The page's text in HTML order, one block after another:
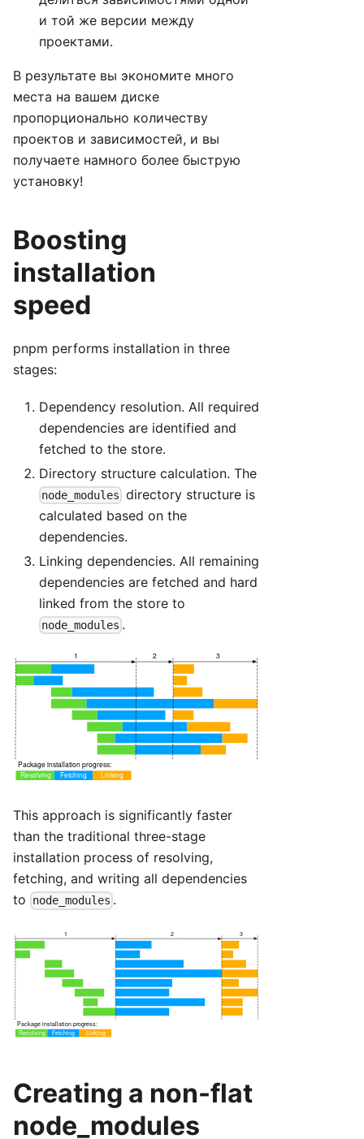
и той же версии между
проектами.
В результате вы экономите много
места на вашем диске
пропорционально количеству
проектов и зависимостей, и вы
получаете намного более быструю
установку!
Boosting
installation
speed
pnpm performs installation in three
stages:
Dependency resolution. All required
dependencies are identified and
fetched to the store.
Directory structure calculation. The
node_modules directory structure is
calculated based on the
dependencies.
Linking dependencies. All remaining
dependencies are fetched and hard
linked from the store to
node_modules .
This approach is significantly faster
than the traditional three-stage
installation process of resolving,
fetching, and writing all dependencies
to
node_modules .
Creating a non-flat
node_modules